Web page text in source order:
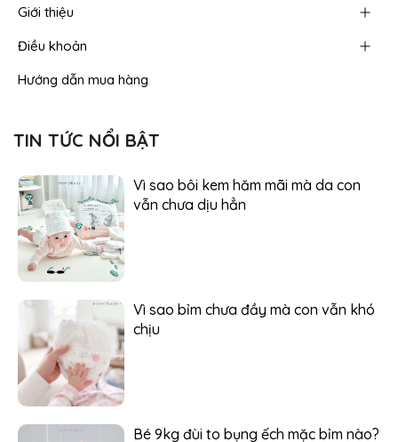
Giới thiệu
Điều khoản
Hướng dẫn mua hàng
TIN TỨC NỔI BẬT
Vì sao bôi kem hăm mãi mà da con
vẫn chưa dịu hẳn
Vì sao bỉm chưa đầy mà con vẫn khó
chịu
Bé 9kg đùi to bụng ếch mặc bỉm nào?